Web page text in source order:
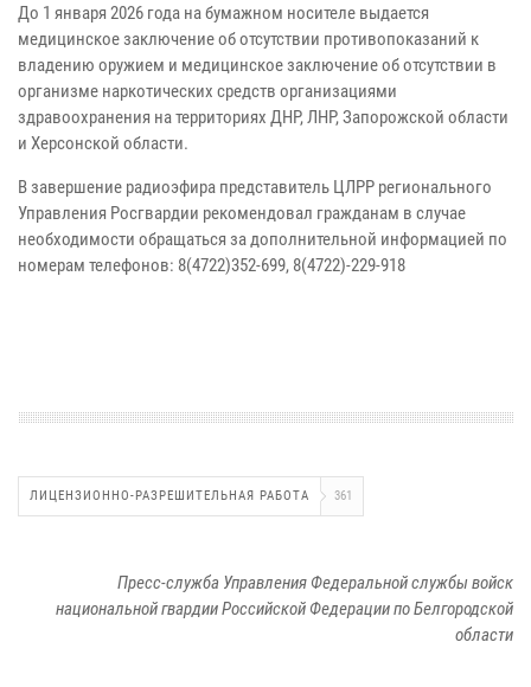
До 1 января 2026 года на бумажном носителе выдается
медицинское заключение об отсутствии противопоказаний к
владению оружием и медицинское заключение об отсутствии в
организме наркотических средств организациями
здравоохранения на территориях ДНР, ЛНР, Запорожской области
и Херсонской области.
В завершение радиоэфира представитель ЦЛРР регионального
Управления Росгвардии рекомендовал гражданам в случае
необходимости обращаться за дополнительной информацией по
номерам телефонов: 8(4722)352-699, 8(4722)-229-918
ЛИЦЕНЗИОННО-РАЗРЕШИТЕЛЬНАЯ РАБОТА 361
Пресс-служба Управления Федеральной службы войск
национальной гвардии Российской Федерации по Белгородской
области